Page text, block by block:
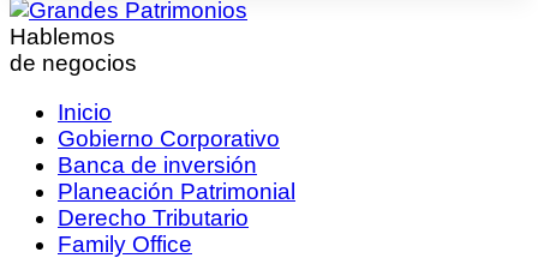
Hablemos
de negocios
Inicio
Gobierno Corporativo
Banca de inversión
Planeación Patrimonial
Derecho Tributario
Family Office